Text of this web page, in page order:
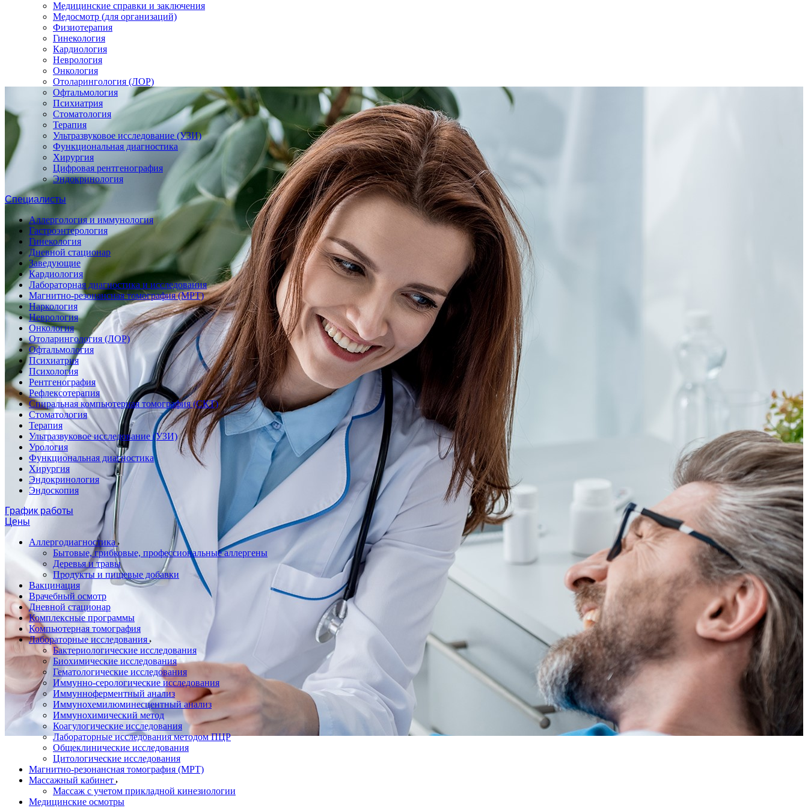
Медицинские справки и заключения
Медосмотр (для организаций)
Физиотерапия
Гинекология
Кардиология
Неврология
Онкология
Отоларингология (ЛОР)
Офтальмология
Психиатрия
Стоматология
Терапия
Ультразвуковое исследование (УЗИ)
Функциональная диагностика
Хирургия
Цифровая рентгенография
Эндокринология
Специалисты
Аллергология и иммунология
Гастроэнтерология
Гинекология
Дневной стационар
Заведующие
Кардиология
Лабораторная диагностика и исследования
Магнитно-резонансная томография (МРТ)
Наркология
Неврология
Онкология
Отоларингология (ЛОР)
Офтальмология
Психиатрия
Психология
Рентгенография
Рефлексотерапия
Спиральная компьютерная томография (СКТ)
Стоматология
Терапия
Ультразвуковое исследование (УЗИ)
Урология
Функциональная диагностика
Хирургия
Эндокринология
Эндоскопия
График работы
Цены
Аллергодиагностика
Бытовые, грибковые, профессиональные аллергены
Деревья и травы
Продукты и пищевые добавки
Вакцинация
Врачебный осмотр
Дневной стационар
Комплексные программы
Компьютерная томография
Лабораторные исследования
Бактериологические исследования
Биохимические исследования
Гематологические исследования
Иммунно-серологические исследования
Иммунноферментный анализ
Иммунохемилюминесцентный анализ
Иммунохимический метод
Коагулогические исследования
Лабораторные исследования методом ПЦР
Общеклинические исследования
Цитологические исследования
Магнитно-резонансная томография (МРТ)
Массажный кабинет
Массаж с учетом прикладной кинезиологии
Медицинские осмотры